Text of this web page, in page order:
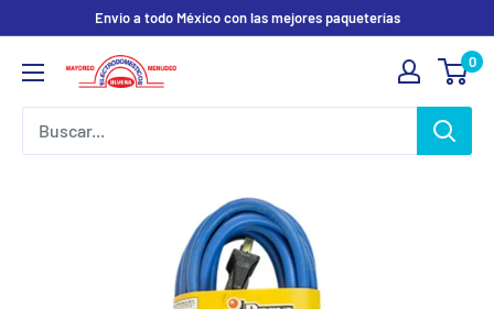
contenido
Envio a todo México con las mejores paqueterías
Electrodomesticos
0